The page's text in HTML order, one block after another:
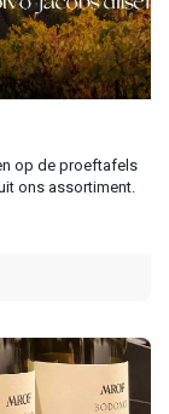
op de proeftafels
ons assortiment.